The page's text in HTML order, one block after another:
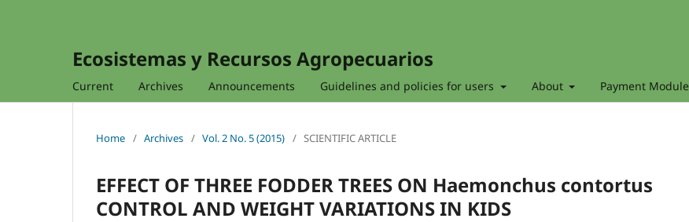
Ecosistemas y Recursos Agropecuarios
Current Archives Announcements Guidelines and policies for users About Payment Module
Home / Archives / Vol. 2 No. 5 (2015) / SCIENTIFIC ARTICLE
EFFECT OF THREE FODDER TREES ON Haemonchus contortus
CONTROL AND WEIGHT VARIATIONS IN KIDS